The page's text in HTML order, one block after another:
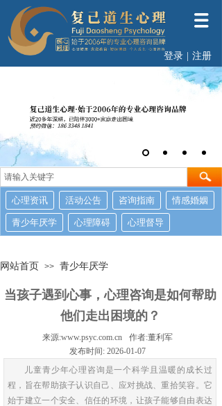
登录 注册
心理资讯 活动公告 咨询指南 情感婚姻
青少年厌学 心理障碍 心理督导
网站首页 >> 青少年厌学
当孩子遇到心事，心理咨询是如何帮助
他们走出困境的？
来源:www.psyc.com.cn 作者:董利军
发布时间: 2026-01-07
儿童青少年心理咨询是一个科学且温暖的成长过
程，旨在帮助孩子认识自己、应对挑战、重拾笑容。它
始于建立一个安全、信任的环境，让孩子能够自由表达